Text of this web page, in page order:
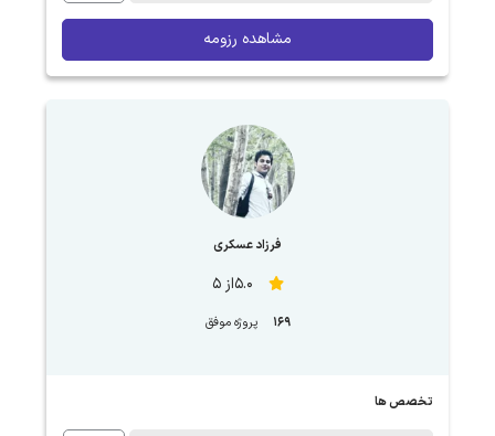
مشاهده رزومه
فرزاد عسکری
5.0از 5
169 پروژه موفق
تخصص ها